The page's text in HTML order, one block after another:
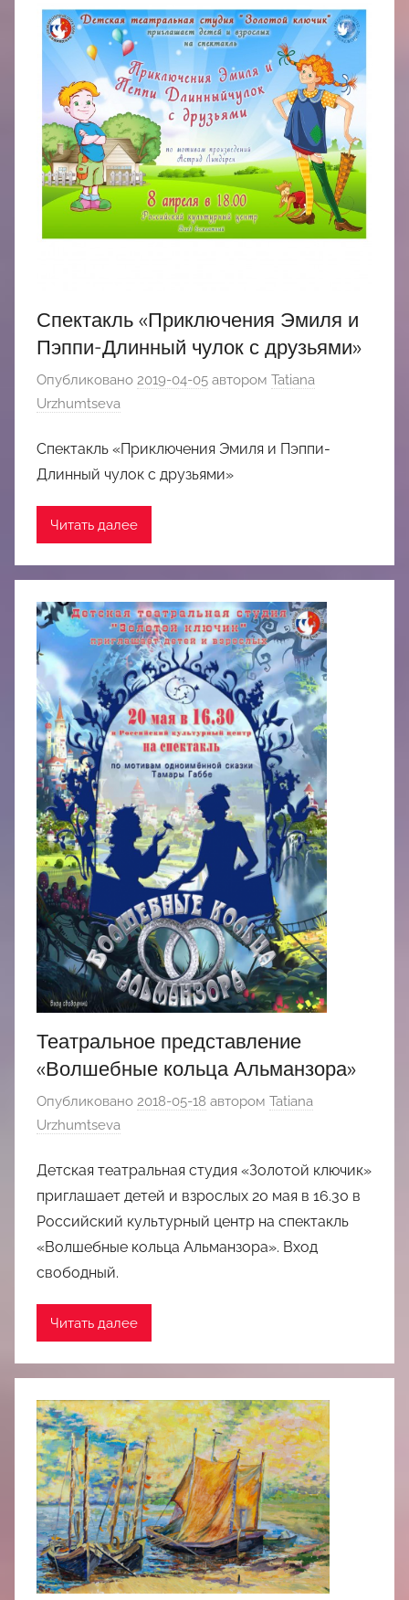
Спектакль «Приключения Эмиля и
Пэппи-Длинный чулок с друзьями»
Опубликовано 2019-04-05 автором Tatiana
Urzhumtseva
Спектакль «Приключения Эмиля и Пэппи-
Длинный чулок с друзьями»
Читать далее
Театральное представление
«Волшебные кольца Альманзора»
Опубликовано 2018-05-18 автором Tatiana
Urzhumtseva
Детская театральная студия «Золотой ключик»
приглашает детей и взрослых 20 мая в 16.30 в
Российский культурный центр на спектакль
«Волшебные кольца Альманзора». Вход
свободный.
Читать далее